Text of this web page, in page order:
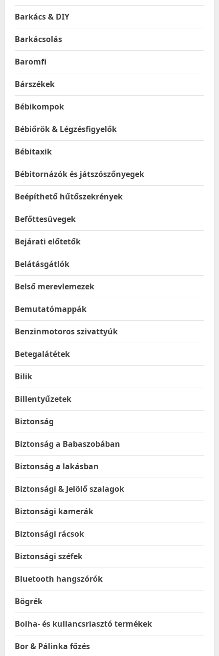
Barkács & DIY
Barkácsolás
Baromfi
Bárszékek
Bébikompok
Bébiőrök & Légzésfigyelők
Bébitaxik
Bébitornázók és játszószőnyegek
Beépíthető hűtőszekrények
Befőttesüvegek
Bejárati előtetők
Belátásgátlók
Belső merevlemezek
Bemutatómappák
Benzinmotoros szivattyúk
Betegalátétek
Bilik
Billentyűzetek
Biztonság
Biztonság a Babaszobában
Biztonság a lakásban
Biztonsági & Jelölő szalagok
Biztonsági kamerák
Biztonsági rácsok
Biztonsági széfek
Bluetooth hangszórók
Bögrék
Bolha- és kullancsriasztó termékek
Bor & Pálinka főzés